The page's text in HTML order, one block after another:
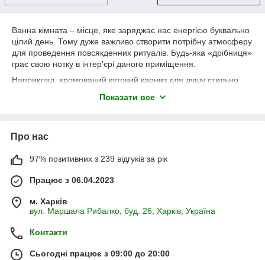
Ванна кімната – місце, яке заряджає нас енергією буквально
цілий день. Тому дуже важливо створити потрібну атмосферу
для проведення повсякденних ритуалів. Будь-яка «дрібниця»
грає свою нотку в інтер'єрі даного приміщення.
Наприклад, хромований кутовий карниз для душу стильно
улюбленого кольору. У Вас немає душа? Не біда. Прямий
принаймні у районі умивальника допоможе: мильниця,
доречно може розташуватись диспенсер для антисептика.
Ну і куди ж без гігієни унітазу? Єршик - на даний час єдино
найкращий інструмент у боротьбі із забрудненнями унітазу. У
нас пропонуються різноманітні, приголомшливого вигляду
набори з наявністю папероутримувача, маленького відра для
йоржик, є ключовими помічниками у підтримці чистоти та
затишку ванної кімнати.
Показати все
Про нас
97% позитивних з 239 відгуків за рік
Працює з 06.04.2023
м. Харків
вул. Маршала Рибалко, буд. 26, Харків, Україна
Контакти
Сьогодні працює з 09:00 до 20:00